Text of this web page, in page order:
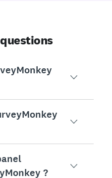
est un ensemble
vous ne
?